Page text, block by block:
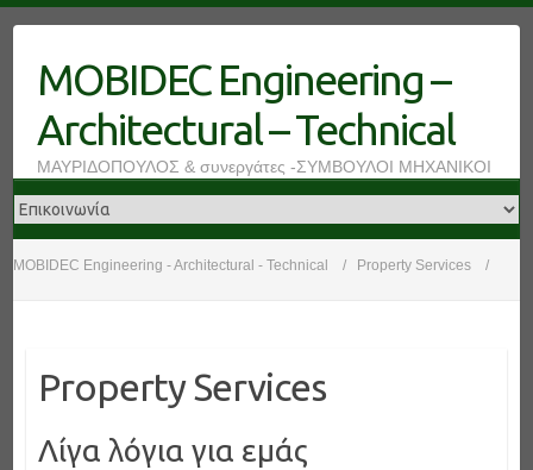
contentMOBIDEC Engineering –
Architectural – Technical
ΜΑΥΡΙΔΟΠΟΥΛΟΣ & συνεργάτες -ΣΥΜΒΟΥΛΟΙ ΜΗΧΑΝΙΚΟΙ
MOBIDEC Engineering - Architectural - Technical Property Services
Property Services
Λίγα λόγια για εμάς